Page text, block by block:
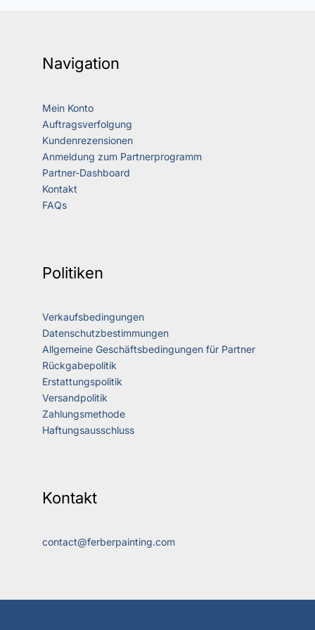
Navigation
Mein Konto
Auftragsverfolgung
Kundenrezensionen
Anmeldung zum Partnerprogramm
Partner-Dashboard
Kontakt
FAQs
Politiken
Verkaufsbedingungen
Datenschutzbestimmungen
Allgemeine Geschäftsbedingungen für Partner
Rückgabepolitik
Erstattungspolitik
Versandpolitik
Zahlungsmethode
Haftungsausschluss
Kontakt
contact@ferberpainting.com